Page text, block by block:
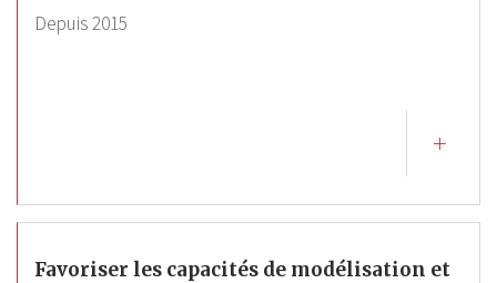
Depuis2015
Favoriser les capacités de modélisation et